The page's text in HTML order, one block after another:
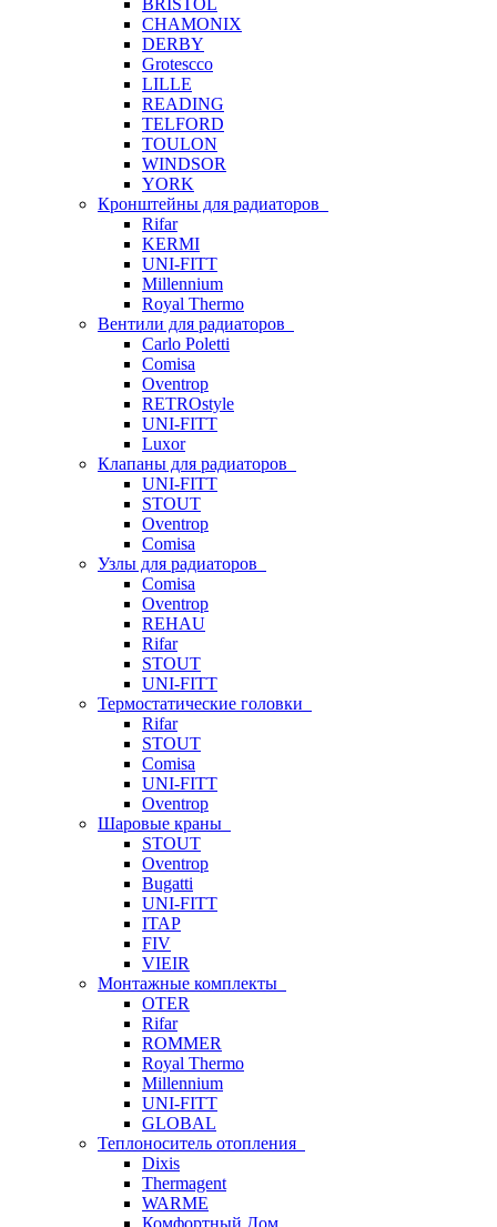
BRISTOL
CHAMONIX
DERBY
Grotescco
LILLE
READING
TELFORD
TOULON
WINDSOR
YORK
Кронштейны для радиаторов
Rifar
KERMI
UNI-FITT
Millennium
Royal Thermo
Вентили для радиаторов
Carlo Poletti
Comisa
Oventrop
RETROstyle
UNI-FITT
Luxor
Клапаны для радиаторов
UNI-FITT
STOUT
Oventrop
Comisa
Узлы для радиаторов
Comisa
Oventrop
REHAU
Rifar
STOUT
UNI-FITT
Термостатические головки
Rifar
STOUT
Comisa
UNI-FITT
Oventrop
Шаровые краны
STOUT
Oventrop
Bugatti
UNI-FITT
ITAP
FIV
VIEIR
Монтажные комплекты
OTER
Rifar
ROMMER
Royal Thermo
Millennium
UNI-FITT
GLOBAL
Теплоноситель отопления
Dixis
Thermagent
WARME
Комфортный Дом